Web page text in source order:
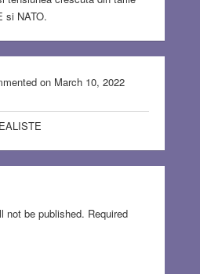
si NATO.
on March 10, 2022
not be published. Required